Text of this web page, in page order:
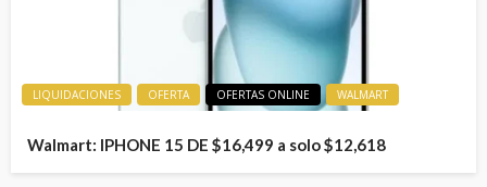
LIQUIDACIONES OFERTA OFERTAS ONLINE WALMART
Walmart: IPHONE 15 DE $16,499 a solo $12,618